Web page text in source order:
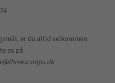
er du altid velkommen
os på